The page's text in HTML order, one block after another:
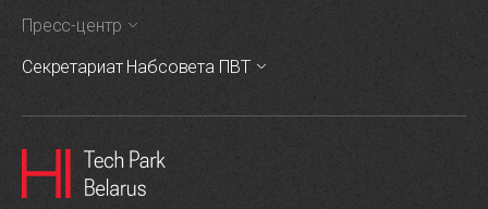
Пресс-центр
Секретариат Набсовета ПВТ